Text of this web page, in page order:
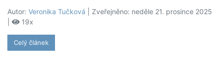
Autor: Veronika Tučková | Zveřejněno: neděle 21. prosince 2025
19x
Celý článek